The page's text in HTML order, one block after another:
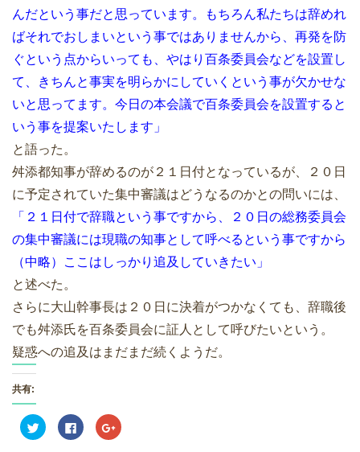
んだという事だと思っています。もちろん私たちは辞めれ
ばそれでおしまいという事ではありませんから、再発を防
ぐという点からいっても、やはり百条委員会などを設置し
て、きちんと事実を明らかにしていくという事が欠かせな
いと思ってます。今日の本会議で百条委員会を設置すると
いう事を提案いたします」
と語った。
舛添都知事が辞めるのが２１日付となっているが、２０日
に予定されていた集中審議はどうなるのかとの問いには、
「２１日付で辞職という事ですから、２０日の総務委員会
の集中審議には現職の知事として呼べるという事ですから
（中略）ここはしっかり追及していきたい」
と述べた。
さらに大山幹事長は２０日に決着がつかなくても、辞職後
でも舛添氏を百条委員会に証人として呼びたいという。
疑惑への追及はまだまだ続くようだ。
共有:
ク
リ
F
a
ク
リ